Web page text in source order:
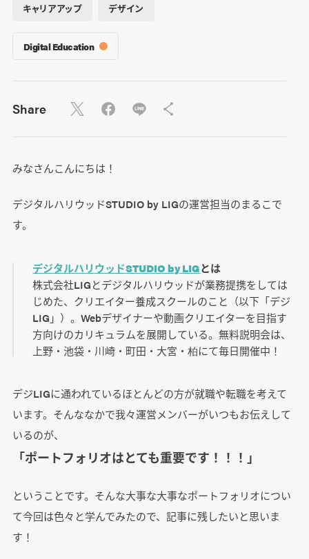
キャリアアップ デザイン
Digital Education
Share
みなさんこんにちは！
デジタルハリウッドSTUDIO by LIGの運営担当のまるこで
す。
デジタルハリウッドSTUDIO by LIGとは
株式会社LIGとデジタルハリウッドが業務提携をしては
じめた、クリエイター養成スクールのこと（以下「デジ
LIG」）。Webデザイナーや動画クリエイターを目指す
方向けのカリキュラムを展開している。無料説明会は、
上野・池袋・川崎・町田・大宮・柏にて毎日開催中！
デジLIGに通われているほとんどの方が就職や転職を考えて
います。そんななかで我々運営メンバーがいつもお伝えして
いるのが、
「ポートフォリオはとても重要です！！！」
ということです。そんな大事な大事なポートフォリオについ
て今回は色々と学んでみたので、記事に残したいと思いま
す！